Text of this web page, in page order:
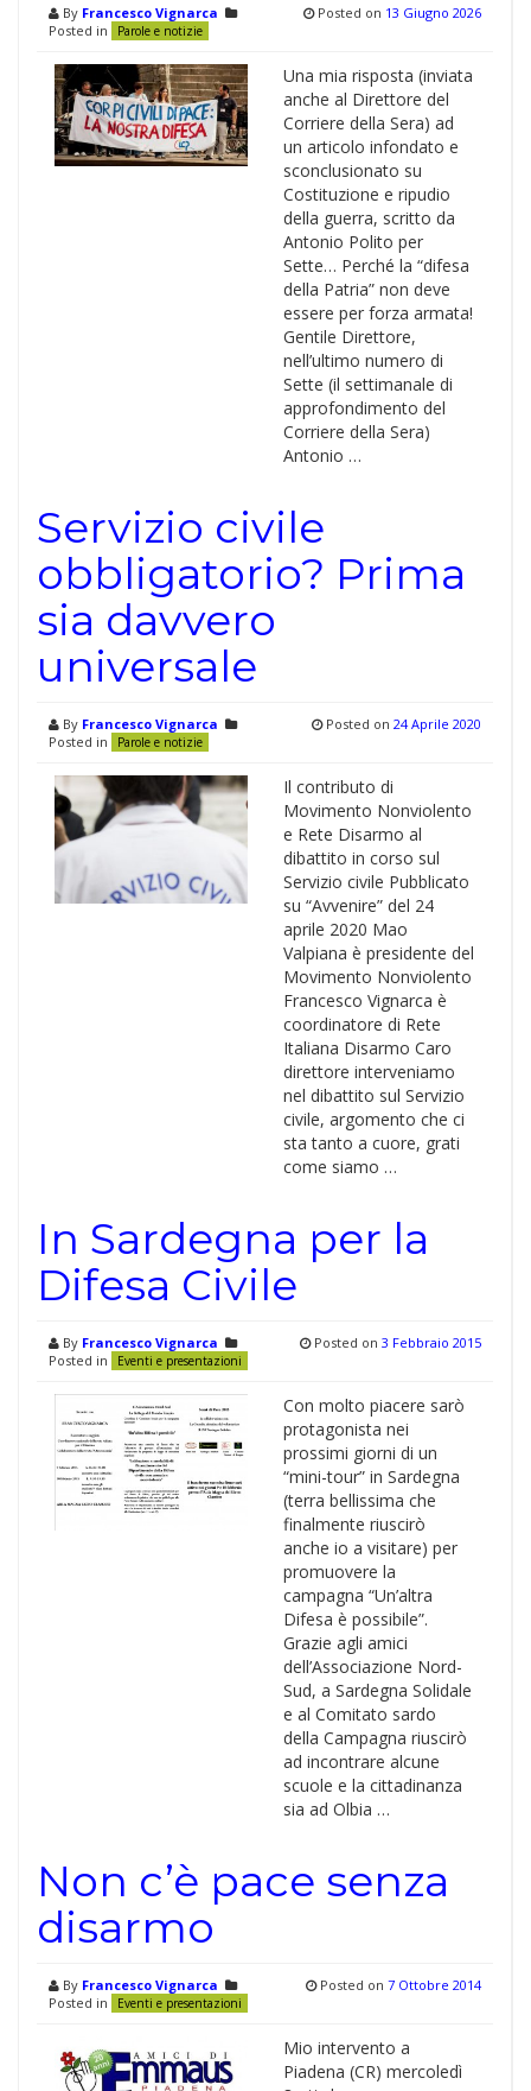
By Francesco Vignarca
Posted in
Parole e notizie
Posted on 13 Giugno 2026
Una mia risposta (inviata
anche al Direttore del
Corriere della Sera) ad
un articolo infondato e
sconclusionato su
Costituzione e ripudio
della guerra, scritto da
Antonio Polito per
Sette… Perché la “difesa
della Patria” non deve
essere per forza armata!
Gentile Direttore,
nell’ultimo numero di
Sette (il settimanale di
approfondimento del
Corriere della Sera)
Antonio …
Servizio civile
obbligatorio? Prima
sia davvero
universale
By Francesco Vignarca
Posted in
Parole e notizie
Posted on 24 Aprile 2020
Il contributo di
Movimento Nonviolento
e Rete Disarmo al
dibattito in corso sul
Servizio civile Pubblicato
su “Avvenire” del 24
aprile 2020 Mao
Valpiana è presidente del
Movimento Nonviolento
Francesco Vignarca è
coordinatore di Rete
Italiana Disarmo Caro
direttore interveniamo
nel dibattito sul Servizio
civile, argomento che ci
sta tanto a cuore, grati
come siamo …
In Sardegna per la
Difesa Civile
By Francesco Vignarca
Posted in
Eventi e presentazioni
Posted on 3 Febbraio 2015
Con molto piacere sarò
protagonista nei
prossimi giorni di un
“mini-tour” in Sardegna
(terra bellissima che
finalmente riuscirò
anche io a visitare) per
promuovere la
campagna “Un’altra
Difesa è possibile”.
Grazie agli amici
dell’Associazione Nord-
Sud, a Sardegna Solidale
e al Comitato sardo
della Campagna riuscirò
ad incontrare alcune
scuole e la cittadinanza
sia ad Olbia …
Non c’è pace senza
disarmo
By Francesco Vignarca
Posted in
Eventi e presentazioni
Posted on 7 Ottobre 2014
Mio intervento a
Piadena (CR) mercoledì